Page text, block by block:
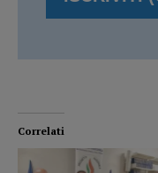
Correlati